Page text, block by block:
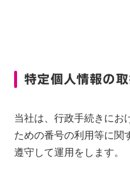
特定個人情報の​
当社は、行政手続きにお
ための番号の利用等に関
遵守して運用をします。